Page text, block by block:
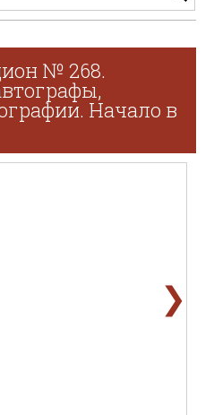
№ 268.
Начало в
❯